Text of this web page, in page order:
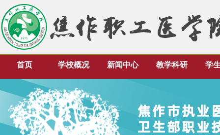
首页 学校概况 新闻中心 教学科研 学